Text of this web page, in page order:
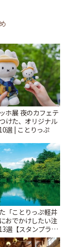
ホ展 夜のカフェテ
けた、オリジナル
選 | ことりっぷ
「ことりっぷ軽井
おでかけしたい注
選【スタンプラリ
ことりっぷ